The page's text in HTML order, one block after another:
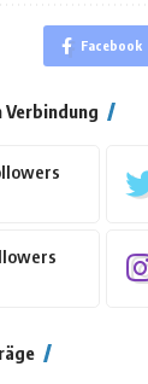
Facebook
Verbindung